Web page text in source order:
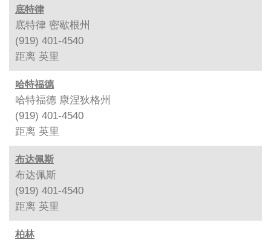
底特律
底特律 密歇根州
(919) 401-4540
距离 英里
哈特福德
哈特福德 康涅狄格州
(919) 401-4540
距离 英里
布达佩斯
布达佩斯
(919) 401-4540
距离 英里
柏林